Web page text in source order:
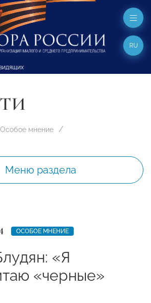
RU
Особое мнение
Меню раздела
ОСОБОЕ МНЕНИЕ
«Я
«черные»